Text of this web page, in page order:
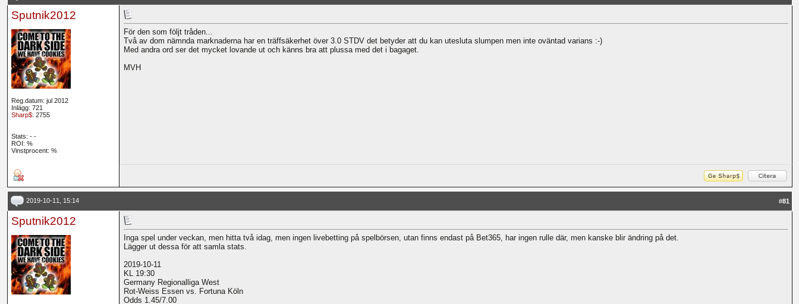
Sputnik2012
Reg.datum: jul 2012
Inlägg: 721
Sharp$: 2755
Stats: - -
ROI: %
Vinstprocent: %
För den som följt tråden...
Två av dom nämnda marknaderna har en träffsäkerhet över 3.0 STDV det betyder att du kan utesluta slumpen men inte oväntad varians :-)
Med andra ord ser det mycket lovande ut och känns bra att plussa med det i bagaget.
MVH
2019-10-11, 15:14 #81
Sputnik2012
Inga spel under veckan, men hitta två idag, men ingen livebetting på spelbörsen, utan finns endast på Bet365, har ingen rulle där, men kanske blir ändring på det.
Lägger ut dessa för att samla stats.
2019-10-11
KL 19:30
Germany Regionalliga West
Rot-Weiss Essen vs. Fortuna Köln
Odds 1.45/7.00